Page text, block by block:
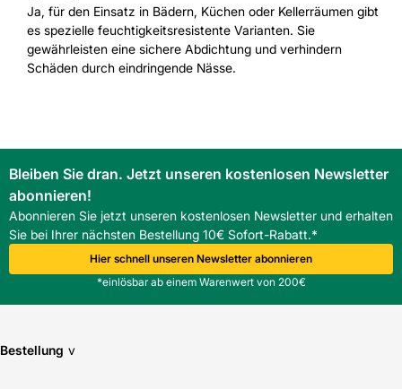
Ja, für den Einsatz in Bädern, Küchen oder Kellerräumen gibt
es spezielle feuchtigkeitsresistente Varianten. Sie
gewährleisten eine sichere Abdichtung und verhindern
Schäden durch eindringende Nässe.
Bleiben Sie dran. Jetzt unseren kostenlosen Newsletter
abonnieren!
Abonnieren Sie jetzt unseren kostenlosen Newsletter und erhalten
Sie bei Ihrer nächsten Bestellung 10€ Sofort-Rabatt.*
Hier schnell unseren Newsletter abonnieren
*einlösbar ab einem Warenwert von 200€
Bestellung v